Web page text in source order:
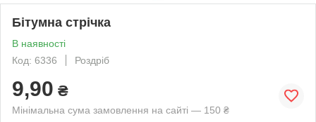
Бітумна стрічка
В наявності
Код: 6336
Роздріб
9,90 ₴
Мінімальна сума замовлення на сайті — 150 ₴